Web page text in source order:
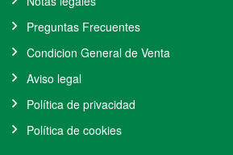
Preguntas Frecuentes
Condicion General de Venta
Aviso legal
Política de privacidad
Política de cookies